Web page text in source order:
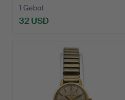
1 Gebot
32 USD